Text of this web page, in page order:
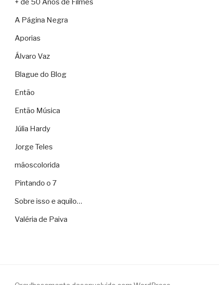
+ de 50 Anos de Filmes
A Página Negra
Aporias
Álvaro Vaz
Blague do Blog
Então
Então Música
Júlia Hardy
Jorge Teles
mãoscolorida
Pintando o 7
Sobre isso e aquilo…
Valéria de Paiva